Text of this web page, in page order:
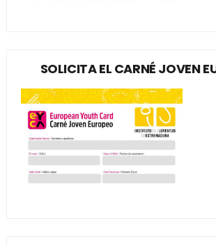
SOLICITA EL CARNÉ JOVEN